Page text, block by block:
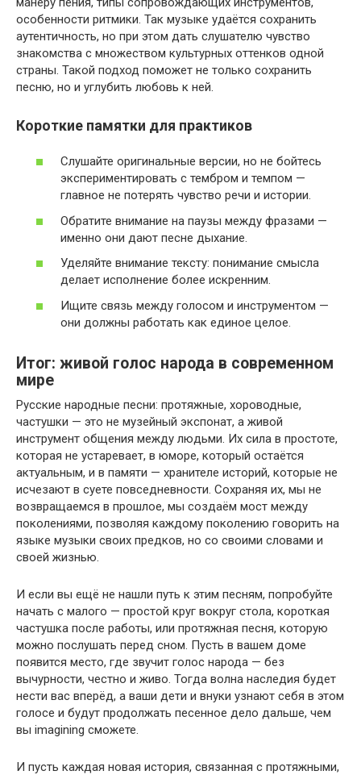
особенности ритмики. Так музыке удаётся сохранить
аутентичность, но при этом дать слушателю чувство
знакомства с множеством культурных оттенков одной
страны. Такой подход поможет не только сохранить
песню, но и углубить любовь к ней.
Короткие памятки для практиков
Слушайте оригинальные версии, но не бойтесь
экспериментировать с тембром и темпом —
главное не потерять чувство речи и истории.
Обратите внимание на паузы между фразами —
именно они дают песне дыхание.
Уделяйте внимание тексту: понимание смысла
делает исполнение более искренним.
Ищите связь между голосом и инструментом —
они должны работать как единое целое.
Итог: живой голос народа в современном
мире
Русские народные песни: протяжные, хороводные,
частушки — это не музейный экспонат, а живой
инструмент общения между людьми. Их сила в простоте,
которая не устаревает, в юморе, который остаётся
актуальным, и в памяти — хранителе историй, которые не
исчезают в суете повседневности. Сохраняя их, мы не
возвращаемся в прошлое, мы создаём мост между
поколениями, позволяя каждому поколению говорить на
языке музыки своих предков, но со своими словами и
своей жизнью.
И если вы ещё не нашли путь к этим песням, попробуйте
начать с малого — простой круг вокруг стола, короткая
частушка после работы, или протяжная песня, которую
можно послушать перед сном. Пусть в вашем доме
появится место, где звучит голос народа — без
вычурности, честно и живо. Тогда волна наследия будет
нести вас вперёд, а ваши дети и внуки узнают себя в этом
голосе и будут продолжать песенное дело дальше, чем
вы imagining сможете.
И пусть каждая новая история, связанная с протяжными,